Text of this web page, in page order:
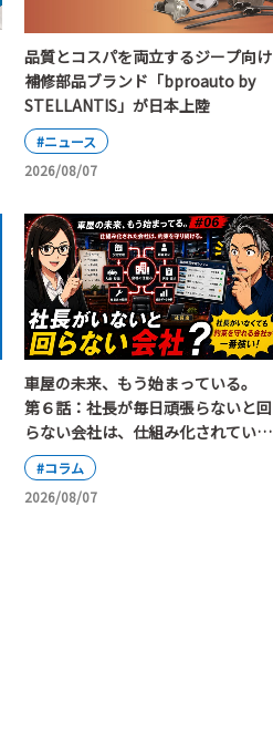
品質とコスパを両立するジープ向け
補修部品ブランド「bproauto by
STELLANTIS」が日本上陸
#ニュース
2026/08/07
車屋の未来、もう始まっている。
第６話：社長が毎日頑張らないと回
らない会社は、仕組み化されている
と言えるのか
#コラム
2026/08/07